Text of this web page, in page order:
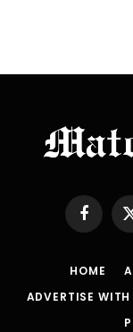
HOME
ADVERTISE WITH